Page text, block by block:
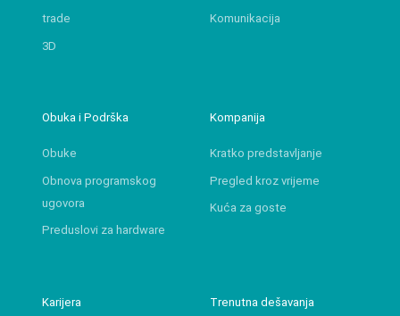
trade
3D
Komunikacija
Obuka i Podrška
Obuke
Obnova programskog
ugovora
Preduslovi za hardware
Kompanija
Kratko predstavljanje
Pregled kroz vrijeme
Kuća za goste
Karijera Trenutna dešavanja